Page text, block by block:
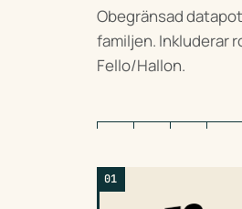
Obegränsad
familjen. Inkluderar
Fello/Hallon.
01